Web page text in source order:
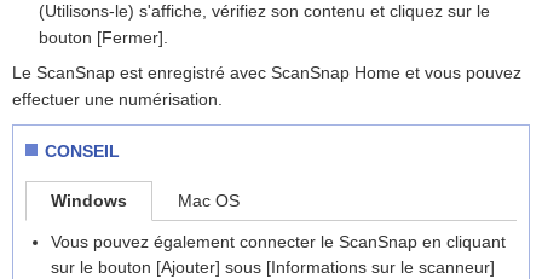
(Utilisons-le) s'affiche, vérifiez son contenu et cliquez sur le
bouton [Fermer].
Le ScanSnap est enregistré avec ScanSnap Home et vous pouvez
effectuer une numérisation.
CONSEIL
Windows
Vous pouvez également connecter le ScanSnap en cliquant
sur le bouton [Ajouter] sous [Informations sur le scanneur]
Mac OS